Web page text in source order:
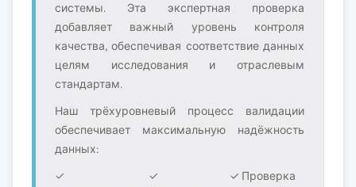
системы. Эта экспертная проверка
добавляет важный уровень контроля
качества, обеспечивая соответствие данных
целям исследования и отраслевым
стандартам.
Наш трёхуровневый процесс валидации
обеспечивает максимальную надёжность
данных:
✓
✓
✓ Проверка